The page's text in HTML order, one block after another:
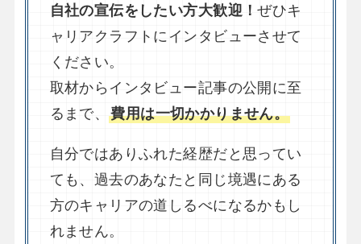
自社の宣伝をしたい方大歓迎！ぜひキ
ャリアクラフトにインタビューさせて
ください。
取材からインタビュー記事の公開に至
るまで、費用は一切かかりません。
自分ではありふれた経歴だと思ってい
ても、過去のあなたと同じ境遇にある
方のキャリアの道しるべになるかもし
れません。